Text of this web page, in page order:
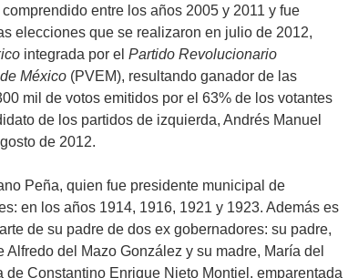
entre los años 2005 y 2011 y fue
elecciones que se realizaron en julio de 2012,
integrada por el Partido Revolucionario
México (PVEM), resultando ganador de las
mil de votos emitidos por el 63% de los votantes
de los partidos de izquierda, Andrés Manuel
de 2012.
Peña, quien fue presidente municipal de
en los años 1914, 1916, 1921 y 1923. Además es
de su padre de dos ex gobernadores: su padre,
del Mazo González y su madre, María del
Constantino Enrique Nieto Montiel, emparentada